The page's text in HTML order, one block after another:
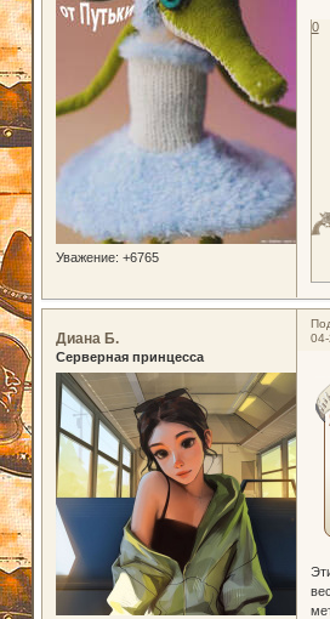
Уважение: +6765
0
Диана Б.
Серверная принцесса